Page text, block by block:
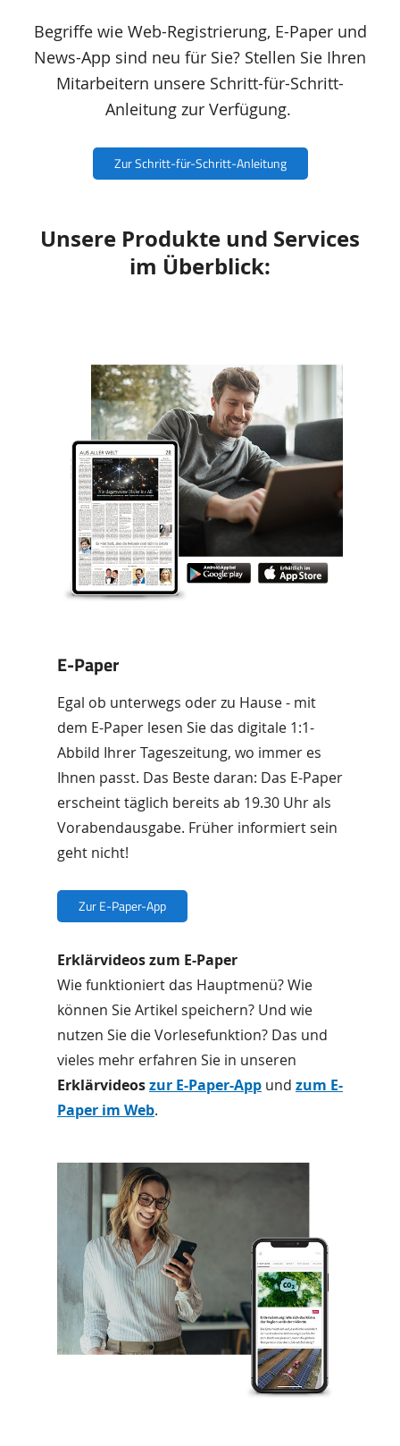
Begriffe wie Web-Registrierung, E-Paper und
News-App sind neu für Sie? Stellen Sie Ihren
Mitarbeitern unsere Schritt-für-Schritt-
Anleitung zur Verfügung.
Zur Schritt-für-Schritt-Anleitung
Unsere Produkte und Services
im Überblick:
E-Paper
Egal ob unterwegs oder zu Hause - mit
dem E-Paper lesen Sie das digitale 1:1-
Abbild Ihrer Tageszeitung, wo immer es
Ihnen passt. Das Beste daran: Das E-Paper
erscheint täglich bereits ab 19.30 Uhr als
Vorabendausgabe. Früher informiert sein
geht nicht!
Zur E-Paper-App
Erklärvideos zum E-Paper
Wie funktioniert das Hauptmenü? Wie
können Sie Artikel speichern? Und wie
nutzen Sie die Vorlesefunktion? Das und
vieles mehr erfahren Sie in unseren
Erklärvideoszur E-Paper-App und zum E-
Paper im Web.